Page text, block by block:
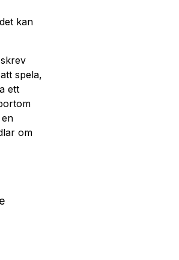
kan
spela,
ett
om